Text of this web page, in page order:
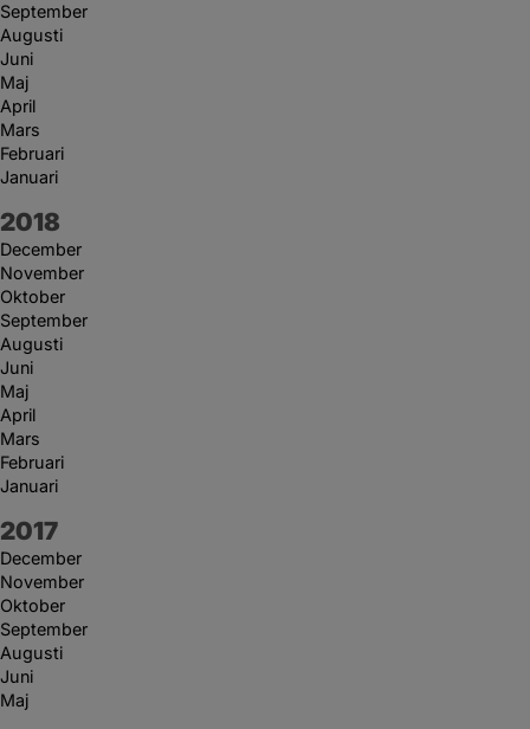
September
Augusti
Juni
Maj
April
Mars
Februari
Januari
År:
2018
December
November
Oktober
September
Augusti
Juni
Maj
April
Mars
Februari
Januari
År:
2017
December
November
Oktober
September
Augusti
Juni
Maj